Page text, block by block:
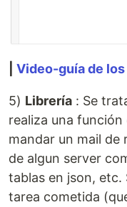
Video-guía de
5) Librería : Se
realiza una
mandar un mail de
de algun server
tablas en json, etc.
tarea cometida